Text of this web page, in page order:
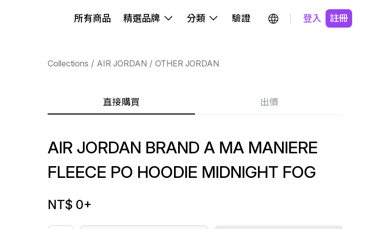
所有商品 精選品牌 分類 驗證 登入 註冊
Collections AIR JORDAN OTHER JORDAN
直接購買 出價
AIR JORDAN BRAND A MA MANIERE
FLEECE PO HOODIE MIDNIGHT FOG
NT$ 0+